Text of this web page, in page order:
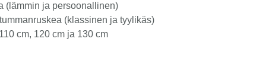
(lämmin ja persoonallinen)
(klassinen ja tyylikäs)
110 cm, 120 cm ja 130 cm